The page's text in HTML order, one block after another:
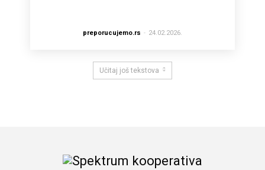
preporucujemo.rs - 24.02.2026.
Učitaj još tekstova